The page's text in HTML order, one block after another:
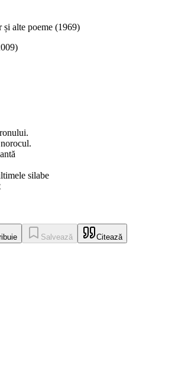
alte poeme (1969)
)
silabe
Salvează Citează